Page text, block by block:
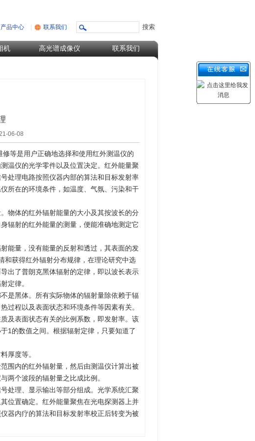
产品中心 联系我们
机 高光谱成像仪 联系我们
06-08
等是用户正确地选择和使用红外测温仪的
温仪的光学零件以及位置决定。红外能量聚
处理电路按照仪器内部的算法和目标发射率
所在的环境条件，如温度、气氛、污染和干
物体的红外辐射能量的大小及其按波长的分
辐射的红外能量的测量，便能准确地测定它
能量，没有能量的反射和透过，其表面的发
和获得红外辐射分布规律，在理论研究中选
出了普朗克黑体辐射的定律，即以波长表示
定律。
是黑体。所有实际物体的辐射量除依赖于辐
过程以及表面状态和环境条件等因素有关。
及表面状态有关的比例系数，即发射率。该
1的数值之间。根据辐射定律，只要知道了
厚度等。
围内的红外辐射量，然后由测温仪计算出被
两个波段的辐射量之比成比例。
处理、显示输出等部分组成。光学系统汇聚
位置确定。红外能量聚焦在光电探测器上并
器内疗的算法和目标发射率校正后转变为被